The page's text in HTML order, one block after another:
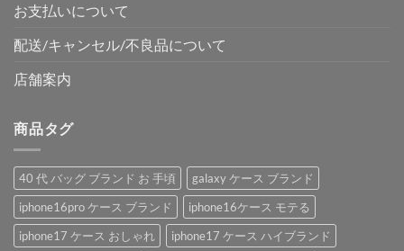
お支払いについて
配送/キャンセル/不良品について
店舗案内
商品タグ
40 代 バッグ ブランド お 手頃
galaxy ケース ブランド
iphone16pro ケース ブランド
iphone16ケース モテる
iphone17 ケース おしゃれ
iphone17 ケース ハイブランド